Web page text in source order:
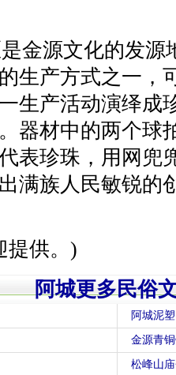
金源文化的发源
生产方式之一，
生产活动演绎成
器材中的两个球
表珍珠，用网兜
满族人民敏锐的
提供。)
阿城更多民俗
阿城泥塑
金源青
松峰山